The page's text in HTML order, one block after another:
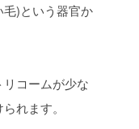
)という器官か
コームが少な
れます。